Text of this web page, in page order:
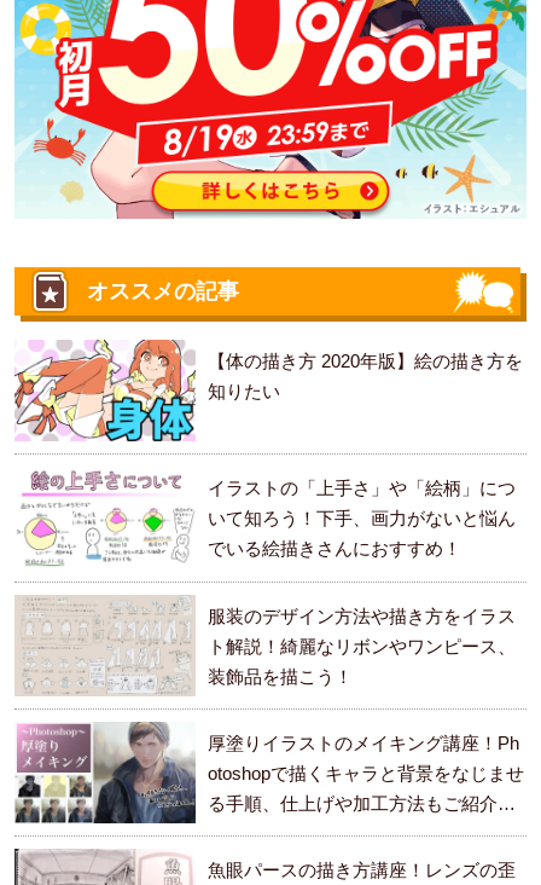
オススメの記事
【体の描き方 2020年版】絵の描き方を
知りたい
イラストの「上手さ」や「絵柄」につ
いて知ろう！下手、画力がないと悩ん
でいる絵描きさんにおすすめ！
服装のデザイン方法や描き方をイラス
ト解説！綺麗なリボンやワンピース、
装飾品を描こう！
厚塗りイラストのメイキング講座！Ph
otoshopで描くキャラと背景をなじませ
る手順、仕上げや加工方法もご紹介し
ます。
魚眼パースの描き方講座！レンズの歪